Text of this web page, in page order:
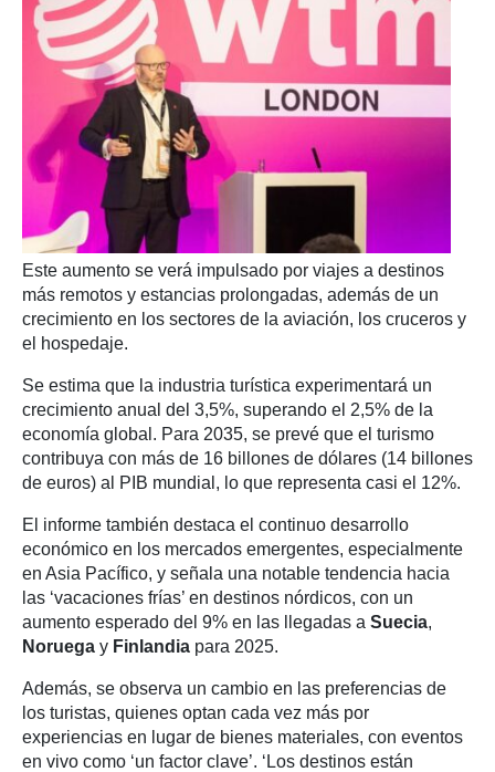
Este aumento se verá impulsado por viajes a destinos
más remotos y estancias prolongadas, además de un
crecimiento en los sectores de la aviación, los cruceros y
el hospedaje.
Se estima que la industria turística experimentará un
crecimiento anual del 3,5%, superando el 2,5% de la
economía global. Para 2035, se prevé que el turismo
contribuya con más de 16 billones de dólares (14 billones
de euros) al PIB mundial, lo que representa casi el 12%.
El informe también destaca el continuo desarrollo
económico en los mercados emergentes, especialmente
en Asia Pacífico, y señala una notable tendencia hacia
las ‘vacaciones frías’ en destinos nórdicos, con un
aumento esperado del 9% en las llegadas a Suecia,
Noruega y Finlandia para 2025.
Además, se observa un cambio en las preferencias de
los turistas, quienes optan cada vez más por
experiencias en lugar de bienes materiales, con eventos
en vivo como ‘un factor clave’. ‘Los destinos están